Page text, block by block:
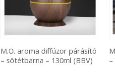
M.O. aroma diffúzor párásító
– sötétbarna – 130ml (BBV)